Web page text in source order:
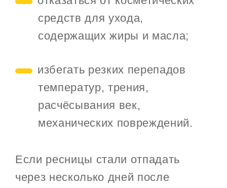
средств для ухода,
содержащих жиры и масла;
избегать резких перепадов
температур, трения,
расчёсывания век,
механических повреждений.
Если ресницы стали отпадать
через несколько дней после